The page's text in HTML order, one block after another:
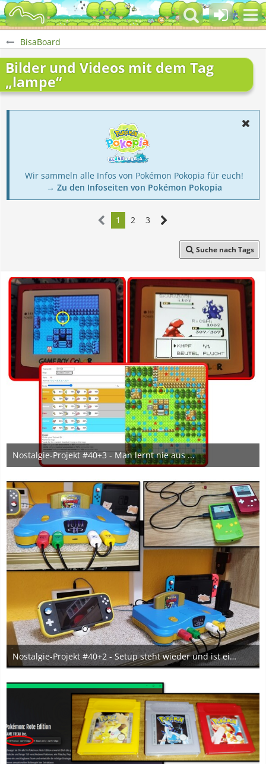
BisaBoard
Bilder und Videos mit dem Tag
„lampe“
Wir sammeln alle Infos von Pokémon Pokopia für euch!
→ Zu den Infoseiten von Pokémon Pokopia
1 2 3
Suche nach Tags
Nostalgie-Projekt #40+3 - Man lernt nie aus ...
10. September 2025
9
Nostalgie-Projekt #40+2 - Setup steht wieder und ist einfach wunderschön! *-*
12. Februar 2025
7